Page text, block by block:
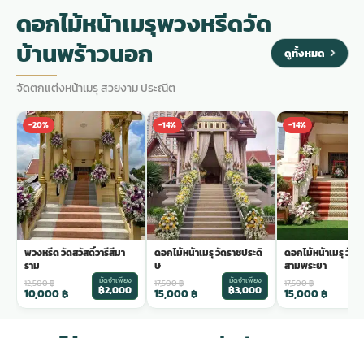
ดอกไม้หน้าเมรุพวงหรีดวัด
บ้านพร้าวนอก
จัดตกแต่งหน้าเมรุ สวยงาม ประณีต
ดูทั้งหมด
-20%
พวงหรีด วัดสวัสดิ์วารีสีมา
ราม
12,500฿
10,000฿
มัดจำเพียง
฿2,000
-14%
ดอกไม้หน้าเมรุ วัดราชประดิ
ษ
17,500฿
15,000฿
มัดจำเพียง
฿3,000
-14%
ดอกไม้หน้าเมรุ วัด
สามพระยา
17,500฿
15,000฿